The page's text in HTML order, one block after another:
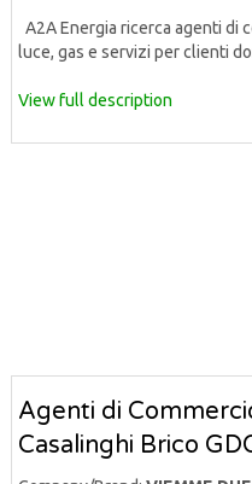
A2A Energia ricerca agenti di
luce, gas e servizi per clienti
View full description
Agenti di
Casalinghi Brico